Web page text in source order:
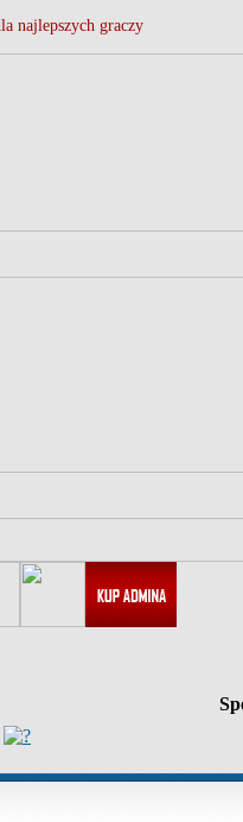
najlepszych graczy